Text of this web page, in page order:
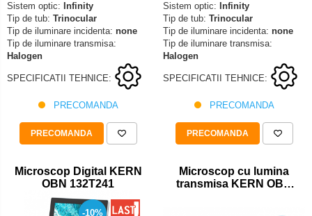
Sistem optic: Infinity
Tip de tub: Trinocular
Tip de iluminare incidenta: none
Tip de iluminare transmisa:
Halogen
SPECIFICATII TEHNICE:
PRECOMANDA
PRECOMANDA
Sistem optic: Infinity
Tip de tub: Trinocular
Tip de iluminare incidenta: none
Tip de iluminare transmisa:
Halogen
SPECIFICATII TEHNICE:
PRECOMANDA
PRECOMANDA
Microscop Digital KERN
OBN 132T241
-10%
Microscop cu lumina
transmisa KERN OBN